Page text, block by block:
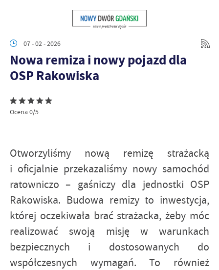
07 - 02 - 2026
Nowa remiza i nowy pojazd dla
OSP Rakowiska
Ocena 0/5
Otworzyliśmy nową remizę strażacką
i oficjalnie przekazaliśmy nowy samochód
ratowniczo – gaśniczy dla jednostki OSP
Rakowiska. Budowa remizy to inwestycja,
której oczekiwała brać strażacka, żeby móc
realizować swoją misję w warunkach
bezpiecznych i dostosowanych do
współczesnych wymagań. To również